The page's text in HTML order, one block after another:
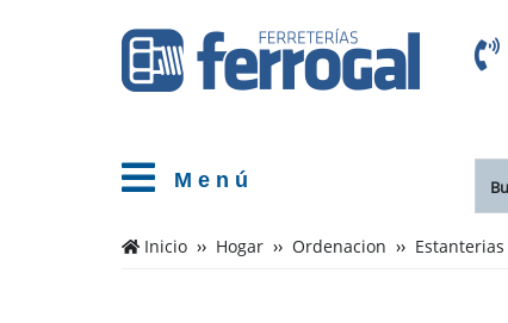
M e n ú
Inicio Hogar Ordenacion Estanterias